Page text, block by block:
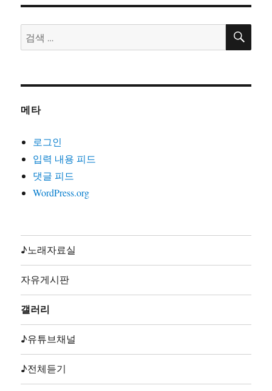
의소리2006)
19. 노동악법철폐가(글곡편 김호철,노래 노노단,전노협2
집1992)
20. 노동의땅에(글곡편 김호철,노래 박은영,박은영1집
23. 노동자선언(글곡 김호철,노래 꽃다지,노가공1995)
호철,노래 지민주,2013)
27. 농민가(곡편 김호철,노래 합창,노동의소리2006)
31. 동지(글곡 박철환,편 김호철,노래 합창,노동의소리
2006)
32. 동지가있기에(글곡편 김호철,노래 박준,박준2집2003)
33. 동지의발자욱(글곡편 김호철,노래 노노단,전노협1집
검
색:
검
메타
로그인
입력 내용 피드
댓글 피드
WordPress.org
♪노래자료실
자유게시판
갤러리
♪유튜브채널
♪전체듣기